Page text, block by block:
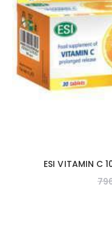
ESI VITAMIN C